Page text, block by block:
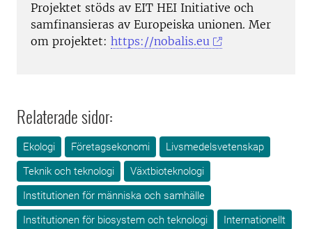
Projektet stöds av EIT HEI Initiative och
samfinansieras av Europeiska unionen. Mer
om projektet: https://nobalis.eu
Relaterade sidor:
Ekologi Företagsekonomi
Livsmedelsvetenskap
Teknik och teknologi
Växtbioteknologi
Institutionen för människa och samhälle
Institutionen för biosystem och teknologi
Internationellt